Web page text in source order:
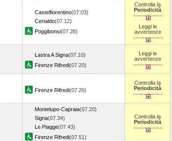
Castelfiorentino(07.03)
Certaldo(07.12)
Poggibonsi(07.28)
Controlla la
Periodicità
Leggi le
avvertenze
Lastra A Signa(07.10)
Firenze Rifredi(07.20)
Leggi le
avvertenze
Firenze Rifredi(07.26)
Controlla la
Periodicità
Montelupo-Capraia(07.20)
Signa(07.34)
Le Piagge(07.43)
Firenze Rifredi(07.51)
Controlla la
Periodicità